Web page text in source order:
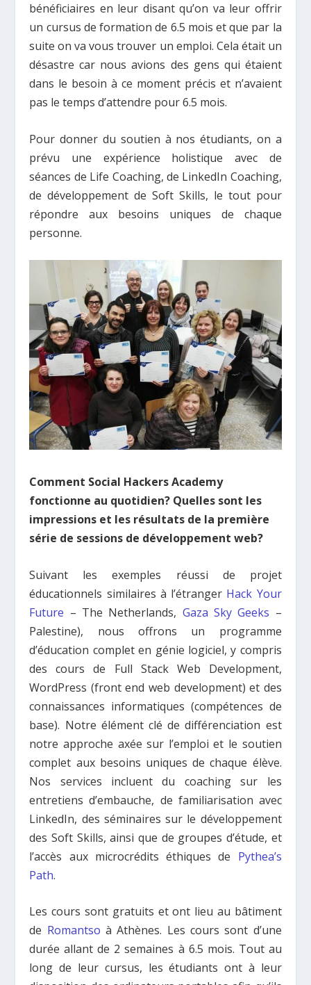
bénéficiaires en leur disant qu’on va leur offrir
un cursus de formation de 6.5 mois et que par la
suite on va vous trouver un emploi. Cela était un
désastre car nous avions des gens qui étaient
dans le besoin à ce moment précis et n’avaient
pas le temps d’attendre pour 6.5 mois.
Pour donner du soutien à nos étudiants, on a
prévu une expérience holistique avec de
séances de Life Coaching, de LinkedIn Coaching,
de développement de Soft Skills, le tout pour
répondre aux besoins uniques de chaque
personne.
Comment Social Hackers Academy
fonctionne au quotidien? Quelles sont les
impressions et les résultats de la première
série de sessions de développement web?
Suivant les exemples réussi de projet
éducationnels similaires à l’étranger Hack Your
Future – The Netherlands, Gaza Sky Geeks –
Palestine), nous offrons un programme
d’éducation complet en génie logiciel, y compris
des cours de Full Stack Web Development,
WordPress (front end web development) et des
connaissances informatiques (compétences de
base). Notre élément clé de différenciation est
notre approche axée sur l’emploi et le soutien
complet aux besoins uniques de chaque élève.
Nos services incluent du coaching sur les
entretiens d’embauche, de familiarisation avec
LinkedIn, des séminaires sur le développement
des Soft Skills, ainsi que de groupes d’étude, et
l’accès aux microcrédits éthiques de Pythea’s
Path.
Les cours sont gratuits et ont lieu au bâtiment
de Romantso à Athènes. Les cours sont d’une
durée allant de 2 semaines à 6.5 mois. Tout au
long de leur cursus, les étudiants ont à leur